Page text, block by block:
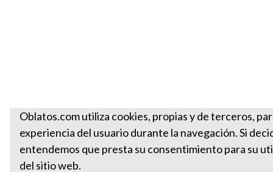
Oblatos.com utiliza cookies, propias y de terceros,
experiencia del usuario durante la navegación. Si
entendemos que presta su consentimiento para su
del sitio web.